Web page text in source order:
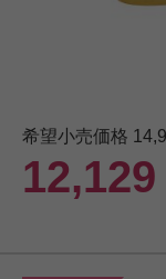
希望小売価格
12,129